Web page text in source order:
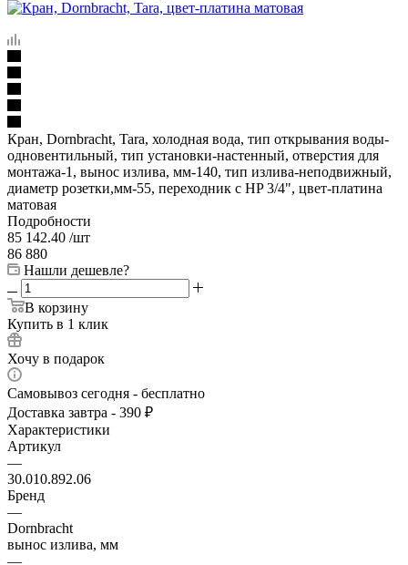
Кран, Dornbracht, Tara, холодная вода, тип открывания воды-
одновентильный, тип установки-настенный, отверстия для
монтажа-1, вынос излива, мм-140, тип излива-неподвижный,
диаметр розетки,мм-55, переходник с HP 3/4", цвет-платина
матовая
Подробности
85 142.40 /шт
86 880
Нашли дешевле?
В корзину
Купить в 1 клик
Хочу в подарок
Самовывоз сегодня - бесплатно
Доставка завтра - 390 ₽
Характеристики
Артикул
—
30.010.892.06
Бренд
—
Dornbracht
вынос излива, мм
—